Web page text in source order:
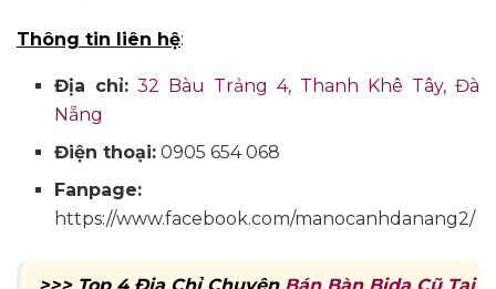
Thông tin liên hệ:
Địa chỉ: 32 Bàu Trảng 4, Thanh Khê Tây, Đà
Nẵng
Điện thoại: 0905 654 068
Fanpage:
https://www.facebook.com/manocanhdanang2/